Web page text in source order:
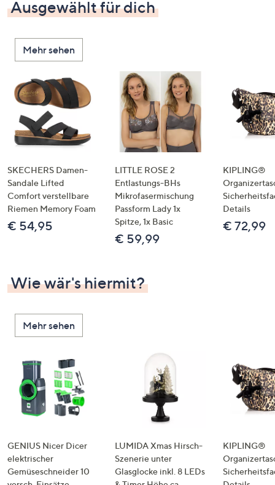
Ausgewählt für dich
Mehr sehen
SKECHERS Damen-
Sandale Lifted
Comfort verstellbare
Riemen Memory Foam
€ 54,95
LITTLE ROSE 2
Entlastungs-BHs
Mikrofasermischung
Passform Lady 1x
Spitze, 1x Basic
€ 59,99
KIPLING®
Details
€ 72,99
Wie wär's hiermit?
Mehr sehen
GENIUS Nicer Dicer
elektrischer
Gemüseschneider 10
LUMIDA Xmas Hirsch-
Szenerie unter
Glasglocke inkl. 8 LEDs
KIPLING®